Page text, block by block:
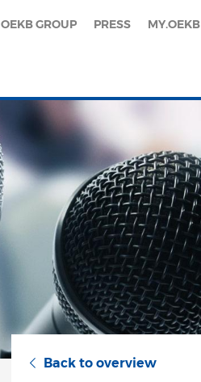
OEKB GROUP PRESS MY.OEKB
Back to overview